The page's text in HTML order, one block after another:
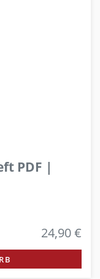
PDF |
24,90 €